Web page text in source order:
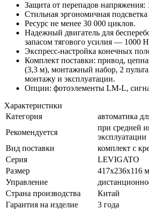
Защита от перепадов напряжения:
Стильная эргономичная
Ресурс не менее 30 000 циклов.
Надежный двигатель для
запасом тягового усилия — 1000
Экспресс-настройка конечных
Комплект поставки: привод,
(3,3 м), монтажный набор, 2
монтажу и эксплуатации.
Опции: фотоэлементы LM-L,
Характеристики
Категория
автоматика
Рекомендуется
при средней
эксплуатации
Вид поставки
комплект с
Серия
LEVIGATO
Размер
417х236х116
Управление
Страна производства
Китай
Гарантия на изделие
3 года